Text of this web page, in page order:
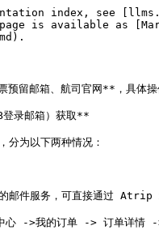
index, see
is available as
预留邮箱、航司官网**，具体操
录邮箱）获取**
为以下两种情况：
件服务，可直接通过 Atrip
->我的订单 -> 订单详情 -